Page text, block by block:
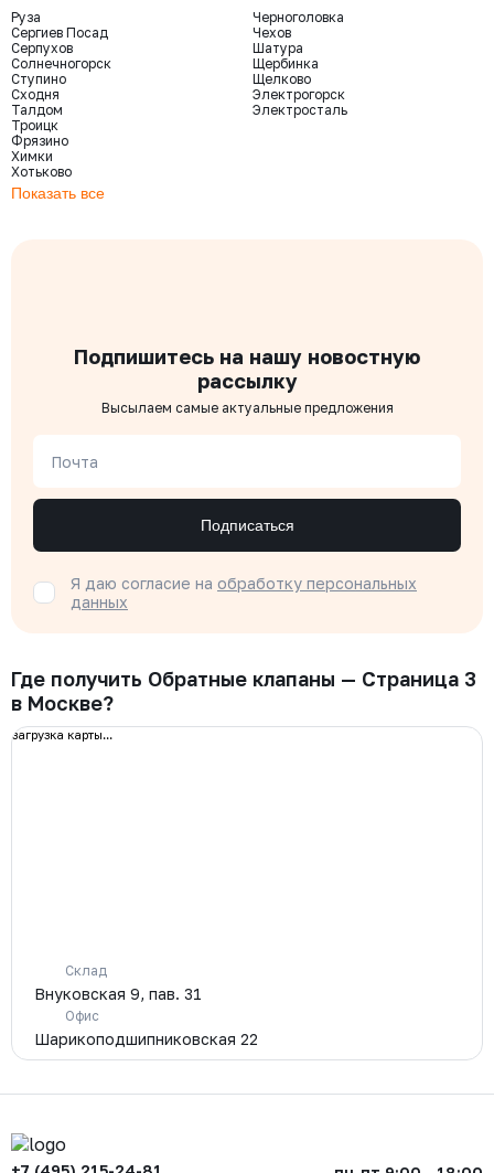
Руза
Сергиев Посад
Серпухов
Солнечногорск
Ступино
Сходня
Талдом
Троицк
Фрязино
Химки
Хотьково
Черноголовка
Чехов
Шатура
Щербинка
Щелково
Электрогорск
Электросталь
Показать все
Подпишитесь на нашу новостную
рассылку
Высылаем самые актуальные предложения
Почта
Подписаться
Я даю согласие на обработку персональных
данных
Где получить Обратные клапаны — Страница 3
в Москве?
загрузка карты...
Склад
Внуковская 9, пав. 31
Офис
Шарикоподшипниковская 22